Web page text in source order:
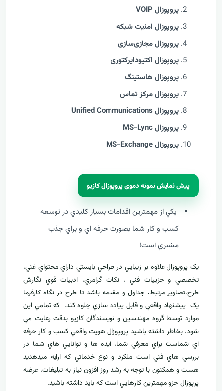
پروپوزال VOIP
پروپوزال امنیت شبکه
پروپوزال مجازی‌سازی
پروپوزال اکتیودایرکتوری
پروپوزال هاستینگ
پروپوزال مرکز تماس
پروپوزال Unified Communications
پروپوزال MS-Lync
پروپوزال MS-Exchange
پیش نمایش نمونه دموی پروپوزال کازیو
يکي از مهمترين اقدامات بسيار کليدي در توسعه
کسب و کار شما بصورت حرفه اي و براي جذب
مشتري است!
يک پروپوزال علاوه بر زيبايي در طراحي بايستي داراي محتواي غني،
تخصصي و جزييات فني ، نکات گرامري، ادبيات قوي نگارش
طرح،تصاوير مرتبط، جداول و مقدمه باشد تا طرح در نگاه کارفرما
يک پيشنهاد واقعي و قابل پياده سازي جلوه کند. که تمامي اين
موارد توسط گروه مهندسين و نويسندگان کازيو بدقت رعايت مي
شود. بخاطر داشته باشيد پروپوزال هويت واقعي کسب و کار حرفه
اي شماست براي معرفيشما، ايده ها و توانايي هاي شما در
بررسي هاي فني است ملکرد و نوع خدماتي که ارايه ميدهديد
هست و همکنون با توجه به رشد روز افزون نياز به تبليغات، عرضه
پرپوزال جزو مهمترين کارهايي است که بايد داشته باشيد.